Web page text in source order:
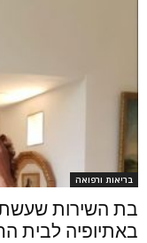
בריאות ורפואה
בת השירות
באתיופיה לבית